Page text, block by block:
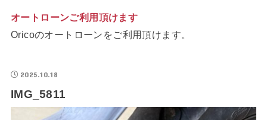
オートローンご利用頂けます
Oricoのオートローンをご利用頂けます。
2025.10.18
IMG_5811